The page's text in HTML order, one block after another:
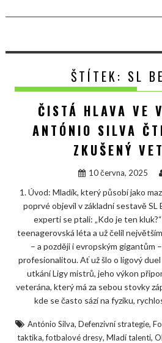
ŠTÍTEK: SL
ČISTÁ HLAVA VE
ANTÓNIO SILVA
ZKUŠENÝ
10 června, 2025
1. Úvod: Mladík, který působí jako
poprvé objevil v základní sestavě SL
experti se ptali: „Kdo je ten
teenagerovská léta a už čelil
– a později i evropským gigantům
profesionalitou. Ať už šlo o ligový
utkání Ligy mistrů, jeho výkon
veterána, který má za sebou stovky
kde se často sází na fyziku,
António Silva, Defenzivní strategie,
taktika,fotbalové dresy, Mladí talenti,